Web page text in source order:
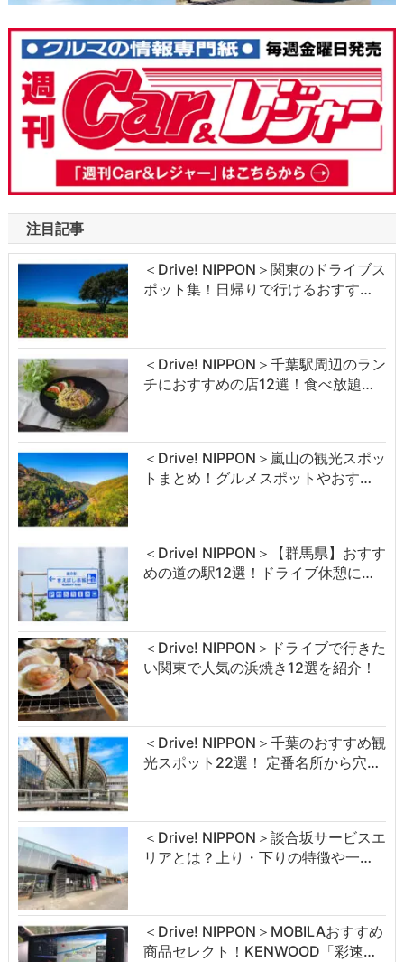
注目記事
＜Drive! NIPPON＞関東のドライブス
ポット集！日帰りで行けるおすす…
＜Drive! NIPPON＞千葉駅周辺のラン
チにおすすめの店12選！食べ放題…
＜Drive! NIPPON＞嵐山の観光スポッ
トまとめ！グルメスポットやおす…
＜Drive! NIPPON＞【群馬県】おすす
めの道の駅12選！ドライブ休憩に…
＜Drive! NIPPON＞ドライブで行きた
い関東で人気の浜焼き12選を紹介！
＜Drive! NIPPON＞千葉のおすすめ観
光スポット22選！ 定番名所から穴…
＜Drive! NIPPON＞談合坂サービスエ
リアとは？上り・下りの特徴や一…
＜Drive! NIPPON＞MOBILAおすすめ
商品セレクト！KENWOOD「彩速…